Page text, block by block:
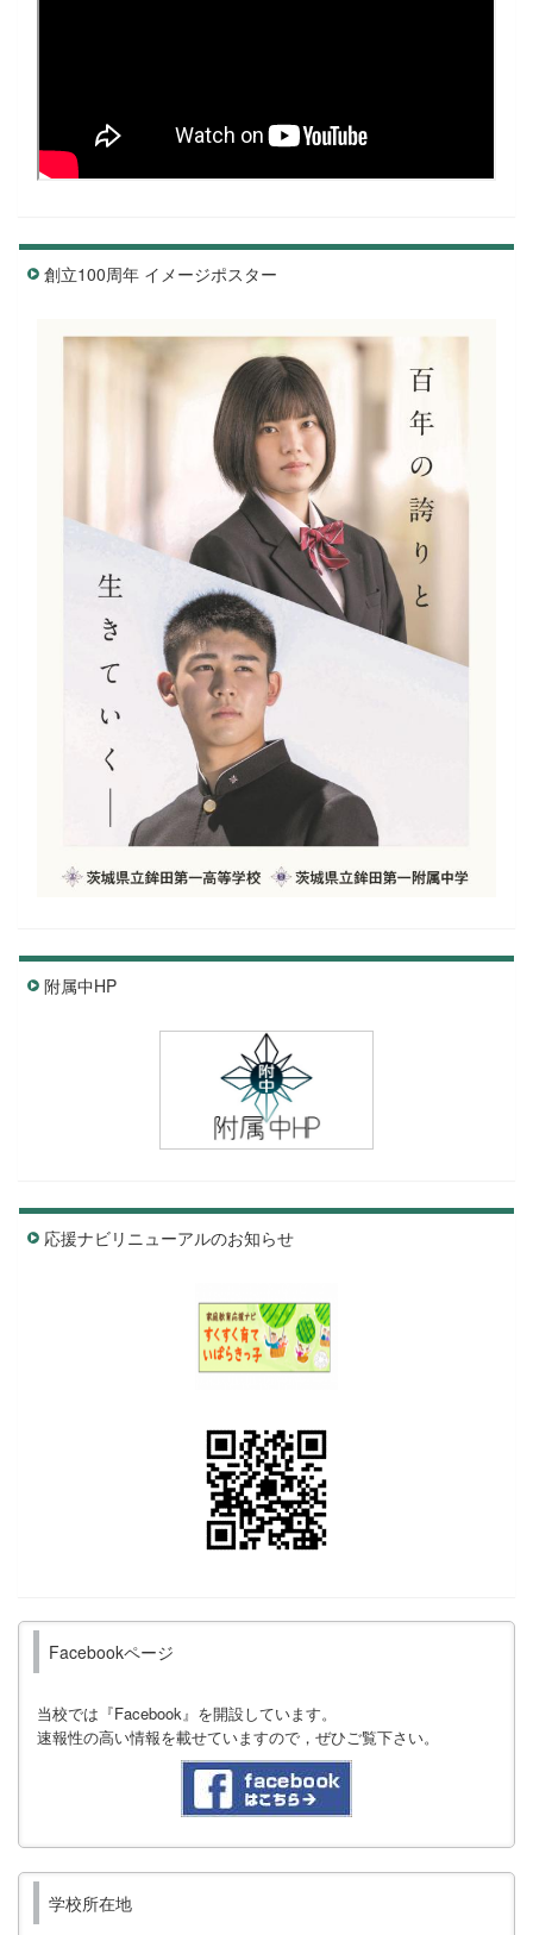
創立100周年 イメージポスター
附属中HP
応援ナビリニューアルのお知らせ
Facebookページ
当校では『Facebook』を開設しています。
速報性の高い情報を載せていますので，ぜひご覧下さい。
学校所在地